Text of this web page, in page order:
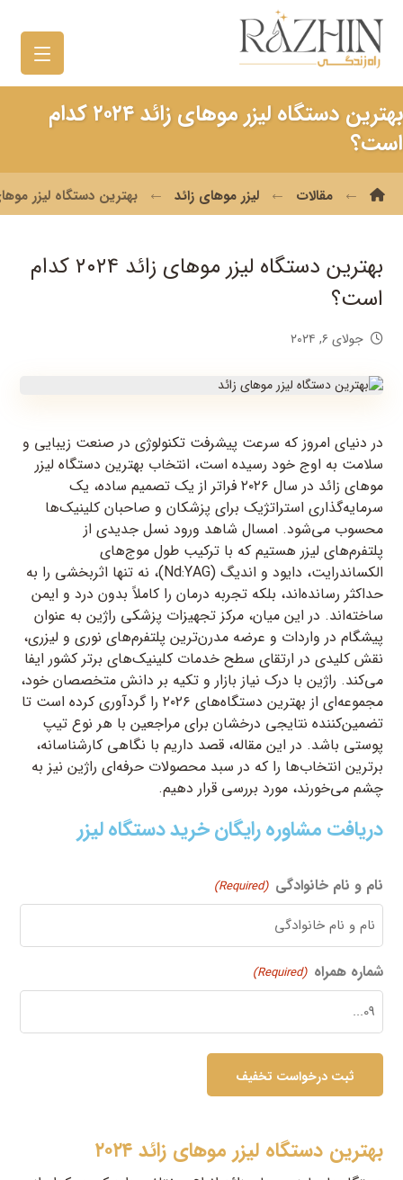
بهترین دستگاه لیزر موهای زائد ۲۰۲۴ کدام
است؟
مقالات لیزر موهای زائد بهترین دستگاه لیزر موهای زائد
بهترین دستگاه لیزر موهای زائد ۲۰۲۴ کدام
است؟
جولای ۶, ۲۰۲۴
در دنیای امروز که سرعت پیشرفت تکنولوژی در صنعت زیبایی و
سلامت به اوج خود رسیده است، انتخاب بهترین دستگاه لیزر
موهای زائد در سال ۲۰۲۶ فراتر از یک تصمیم ساده، یک
سرمایه‌گذاری استراتژیک برای پزشکان و صاحبان کلینیک‌ها
محسوب می‌شود. امسال شاهد ورود نسل جدیدی از
پلتفرم‌های لیزر هستیم که با ترکیب طول موج‌های
الکساندرایت، دایود و اندیگ (Nd:YAG)، نه تنها اثربخشی را به
حداکثر رسانده‌اند، بلکه تجربه درمان را کاملاً بدون درد و ایمن
ساخته‌اند. در این میان، مرکز تجهیزات پزشکی راژین به عنوان
پیشگام در واردات و عرضه مدرن‌ترین پلتفرم‌های نوری و لیزری،
نقش کلیدی در ارتقای سطح خدمات کلینیک‌های برتر کشور ایفا
می‌کند. راژین با درک نیاز بازار و تکیه بر دانش متخصصان خود،
مجموعه‌ای از بهترین دستگاه‌های ۲۰۲۶ را گردآوری کرده است تا
تضمین‌کننده نتایجی درخشان برای مراجعین با هر نوع تیپ
پوستی باشد. در این مقاله، قصد داریم با نگاهی کارشناسانه،
برترین انتخاب‌ها را که در سبد محصولات حرفه‌ای راژین نیز به
چشم می‌خورند، مورد بررسی قرار دهیم.
دریافت مشاوره رایگان خرید دستگاه لیزر
نام و نام خانوادگی (Required)
شماره همراه (Required)
بهترین دستگاه لیزر موهای زائد ۲۰۲۴